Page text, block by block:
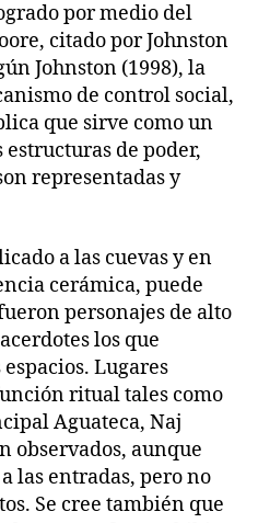
por medio del
citado por Johnston
Johnston (1998), la
de control social,
que sirve como un
de poder,
representadas y
a las cuevas y en
cerámica, puede
personajes de alto
los que
Lugares
ritual tales como
Aguateca, Naj
observados, aunque
las entradas, pero no
Se cree también que